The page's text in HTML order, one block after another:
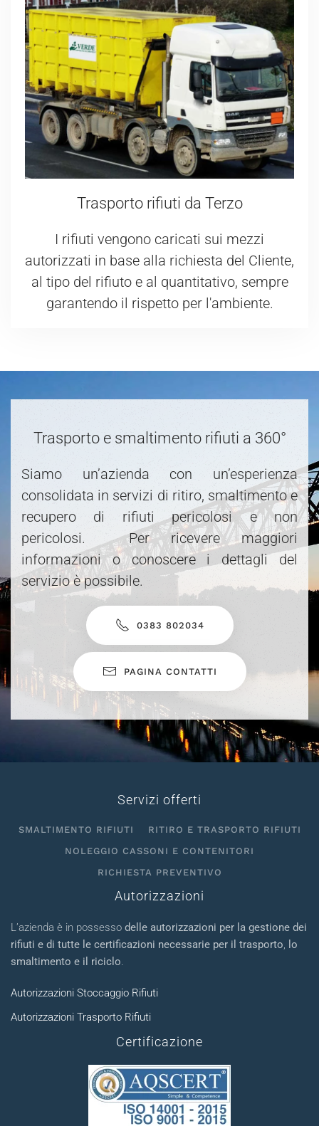
Trasporto rifiuti da Terzo
I rifiuti vengono caricati sui mezzi
autorizzati in base alla richiesta del Cliente,
al tipo del rifiuto e al quantitativo, sempre
garantendo il rispetto per l'ambiente.
Trasporto e smaltimento rifiuti a 360°
Siamo un’azienda con un’esperienza
consolidata in servizi di ritiro, smaltimento e
recupero di rifiuti pericolosi e non
pericolosi. Per ricevere maggiori
informazioni o conoscere i dettagli del
servizio è possibile.
0383 802034
PAGINA CONTATTI
Servizi offerti
SMALTIMENTO RIFIUTI
RITIRO E TRASPORTO RIFIUTI
NOLEGGIO CASSONI E CONTENITORI
RICHIESTA PREVENTIVO
Autorizzazioni
L’azienda è in possesso delle autorizzazioni per la gestione dei
rifiuti e di tutte le certificazioni necessarie per il trasporto
lo
smaltimento e il riciclo
Autorizzazioni Stoccaggio Rifiuti
Autorizzazioni Trasporto Rifiuti
Certificazione